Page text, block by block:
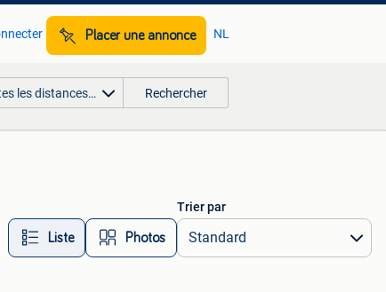
Placer une annonce NL
les distances… Rechercher
Liste Photos
Trier par